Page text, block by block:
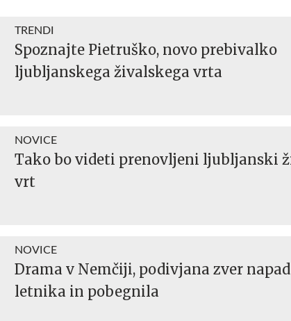
TRENDI
Spoznajte Pietruško, novo prebivalko
ljubljanskega živalskega vrta
NOVICE
Tako bo videti prenovljeni ljubljanski
vrt
NOVICE
Drama v Nemčiji, podivjana zver
letnika in pobegnila